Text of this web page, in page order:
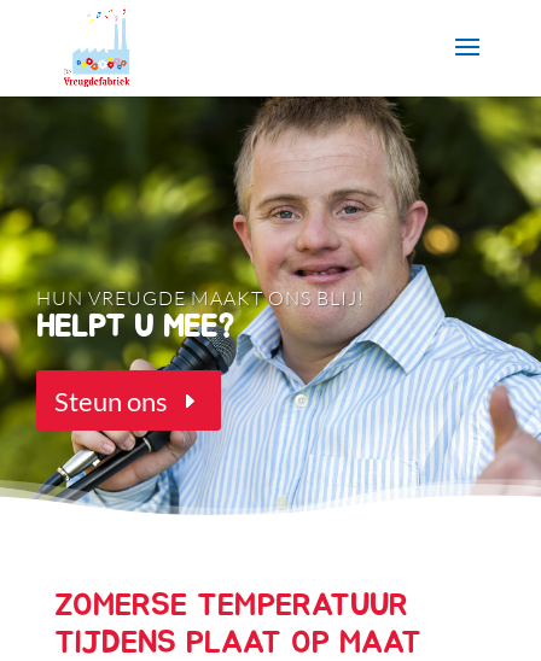
HUN VREUGDE MAAKT ONS BLIJ!
HELPT U MEE?
Steun ons
ZOMERSE TEMPERATUUR
TIJDENS PLAAT OP MAAT